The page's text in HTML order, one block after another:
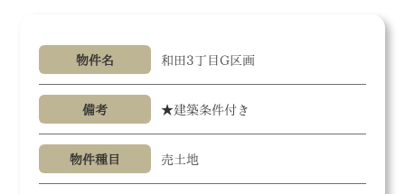
物件名 和田3丁目G区画
備考 ★建築条件付き
物件種目 売土地